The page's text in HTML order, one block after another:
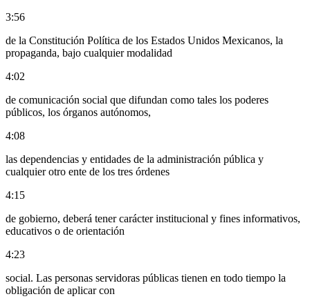
3:56
de la Constitución Política de los Estados Unidos Mexicanos, la
propaganda, bajo cualquier modalidad
4:02
de comunicación social que difundan como tales los poderes
públicos, los órganos autónomos,
4:08
las dependencias y entidades de la administración pública y
cualquier otro ente de los tres órdenes
4:15
de gobierno, deberá tener carácter institucional y fines informativos,
educativos o de orientación
4:23
social. Las personas servidoras públicas tienen en todo tiempo la
obligación de aplicar con